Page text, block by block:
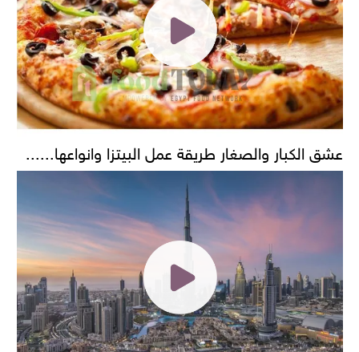
عشق الكبار والصغار طريقة عمل البيتزا وانواعها......